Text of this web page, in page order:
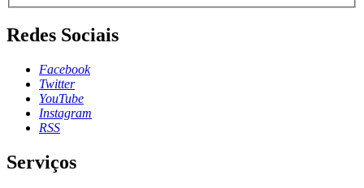
Redes Sociais
Facebook
Twitter
YouTube
Instagram
RSS
Serviços